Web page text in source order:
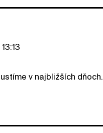
v najbližších dňoch.